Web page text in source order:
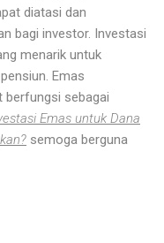
diatasi dan
bagi investor. Investasi
menarik untuk
Emas
berfungsi sebagai
Emas untuk Dana
semoga berguna